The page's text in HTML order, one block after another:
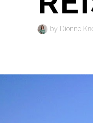
by Dionne